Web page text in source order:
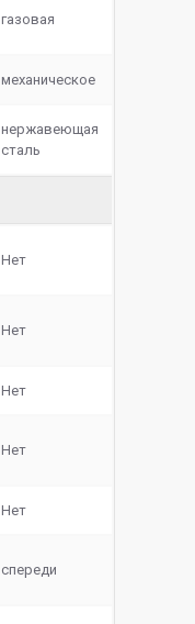
газовая
механическое
нержавеющая
сталь
Нет
Нет
Нет
Нет
Нет
спереди